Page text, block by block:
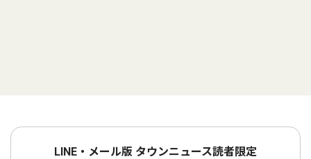
LINE・メール版 タウンニュース読者限定